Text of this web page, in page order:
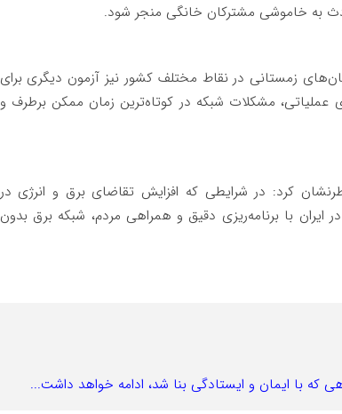
به خاموشی مشترکان خانگی منجر شود.
زمستانی در نقاط مختلف کشور نیز آزمون دیگری برای
مشکلات شبکه در کوتاه‌ترین زمان ممکن برطرف و
کرد: در شرایطی که افزایش تقاضای برق و انرژی در
با برنامه‌ریزی دقیق و همراهی مردم، شبکه برق بدون
با ایمان و ایستادگی بنا شد، ادامه خواهد داشت...